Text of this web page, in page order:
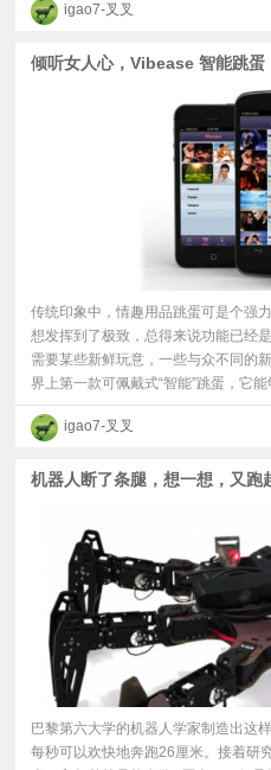
igao7-叉叉
倾听女人心，Vibease 智能跳蛋
传统印象中，情趣用品跳蛋可是个强
想发挥到了极致，总得来说功能已经
需要某些新鲜玩意，一些与众不同的
界上第一款可佩戴式“智能”跳蛋，它
igao7-叉叉
机器人断了条腿，想一想，又跑
巴黎第六大学的机器人学家制造出这
每秒可以欢快地奔跑26厘米。接着研